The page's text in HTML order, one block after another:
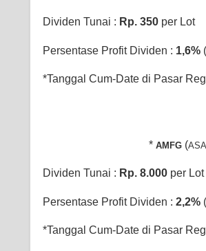
Dividen Tunai : Rp. 350 per Lot
Persentase Profit Dividen : 1,6%
*Tanggal Cum-Date di Pasar
* AMFG (
Dividen Tunai : Rp. 8.000 per Lot
Persentase Profit Dividen : 2,2%
*Tanggal Cum-Date di Pasar